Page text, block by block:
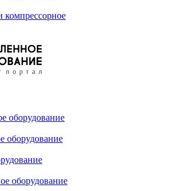
компрессорное
оборудование
оборудование
оборудование